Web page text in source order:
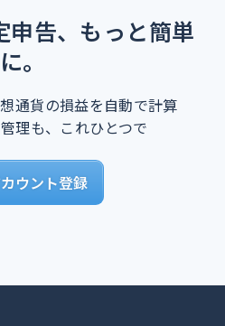
申告、もっと簡単
に。
通貨の損益を自動で計算
理も、これひとつで
ウント登録